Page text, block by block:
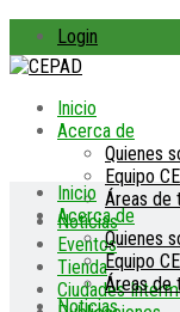
Login
Inicio
Acerca de
Quienes
Equipo
Áreas de
Noticias
Eventos
Tienda
Ciudades
Inicio
Acerca de
Quienes
Equipo
Áreas de
Noticias